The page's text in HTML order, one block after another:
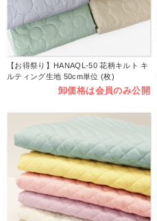
【お得祭り】HANAQL-50 花柄キルト キ
ルティング生地 50cm単位 (枚)
卸価格は会員のみ公開